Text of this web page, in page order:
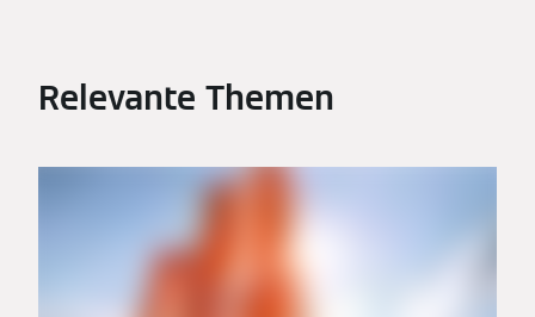
Relevante Themen